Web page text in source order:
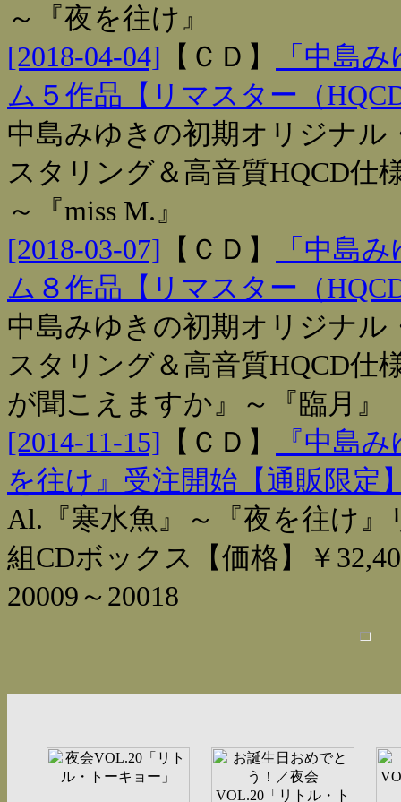
～『夜を往け』
[2018-04-04] 【 ＣＤ 】
「中島
ム５作品【リマスター（
中島みゆきの初期オリジナル
スタリング＆高音質HQCD仕
～『miss M.』
[2018-03-07] 【 ＣＤ 】
「中島
ム８作品【リマスター（
中島みゆきの初期オリジナル
スタリング＆高音質HQCD仕
が聞こえますか』～『臨月』
[2014-11-15] 【 ＣＤ 】
『中島
を往け』受注開始【通販限定
Al.『寒水魚』～『夜を往け』
組CDボックス【価格】￥
20009～20018